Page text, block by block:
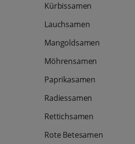
Kürbissamen
Lauchsamen
Mangoldsamen
Möhrensamen
Paprikasamen
Radiessamen
Rettichsamen
Rote Betesamen